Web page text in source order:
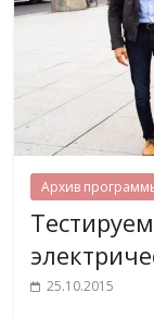
Архив
25.10.2015